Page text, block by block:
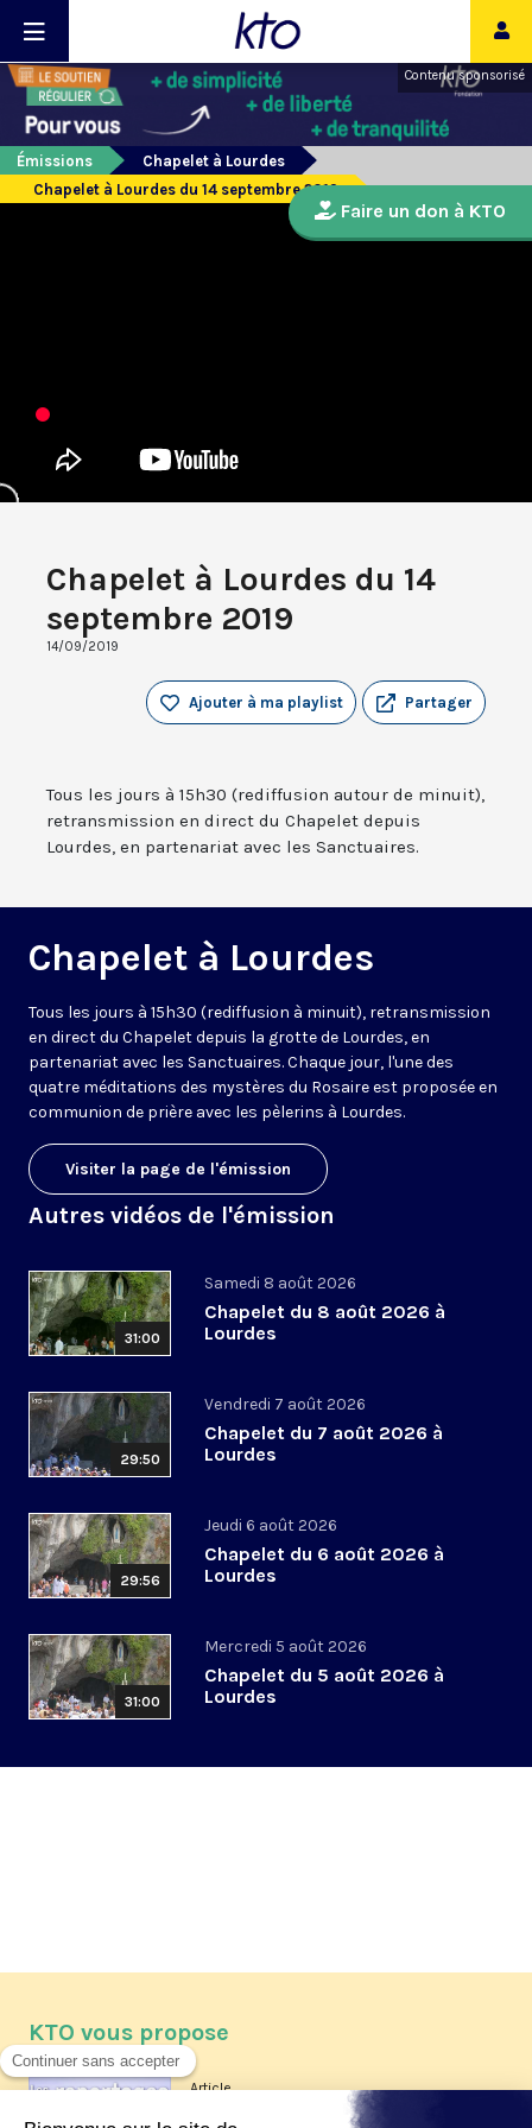
Contenu sponsorisé
Émissions
Chapelet à Lourdes
Chapelet à Lourdes du 14 septembre 2019
Chapelet à Lourdes du 14
septembre 2019
14/09/2019
Partager
Ajouter à ma playlist
Tous les jours à 15h30 (rediffusion autour de minuit),
retransmission en direct du Chapelet depuis
Lourdes, en partenariat avec les Sanctuaires.
Chapelet à Lourdes
Tous les jours à 15h30 (rediffusion à minuit), retransmission
en direct du Chapelet depuis la grotte de Lourdes, en
partenariat avec les Sanctuaires. Chaque jour, l'une des
quatre méditations des mystères du Rosaire est proposée en
communion de prière avec les pèlerins à Lourdes.
Visiter la page de l'émission
Autres vidéos de l'émission
31:00
Samedi 8 août 2026
Chapelet du 8 août 2026 à
Lourdes
29:50
Vendredi 7 août 2026
Chapelet du 7 août 2026 à
Lourdes
29:56
Jeudi 6 août 2026
Chapelet du 6 août 2026 à
Lourdes
31:00
Mercredi 5 août 2026
Chapelet du 5 août 2026 à
Lourdes
Faire un don à KTO
KTO vous propose
Article
Les reportages d'été 2026 de KTO